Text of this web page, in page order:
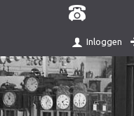
Inloggen